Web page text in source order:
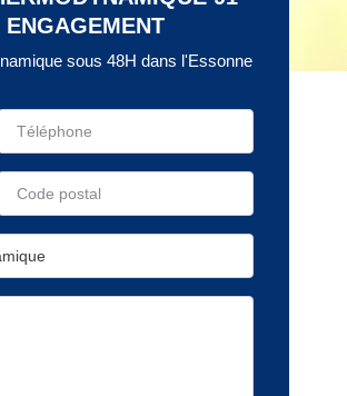
sous 48H dans l'Essonne